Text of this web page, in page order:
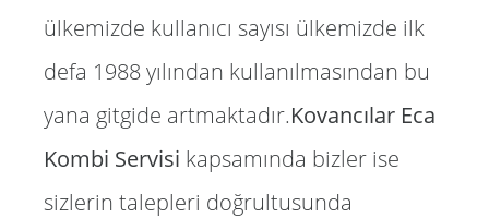
ülkemizde kullanıcı sayısı ülkemizde ilk
defa 1988 yılından kullanılmasından bu
yana gitgide artmaktadır.Kovancılar Eca
Kombi Servisi kapsamında bizler ise
sizlerin talepleri doğrultusunda